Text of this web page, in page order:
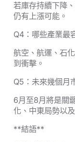
若庫存持續下降
仍有上漲可能。
Q4：哪些產業最
航空、航運、石
到衝擊。
Q5：未來幾個月
6月至8月將是關
化、中東局勢以
**結語**